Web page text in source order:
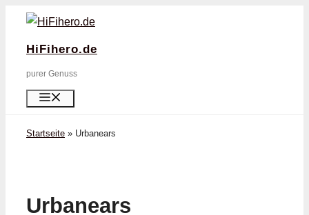
Zum
springen
HiFihero.de
purer Genuss
Startseite » Urbanears
Urbanears